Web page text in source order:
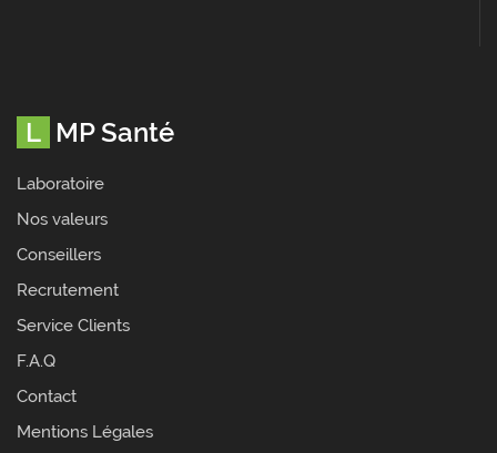
LMP Santé
Laboratoire
Nos valeurs
Conseillers
Recrutement
Service Clients
F.A.Q
Contact
Mentions Légales